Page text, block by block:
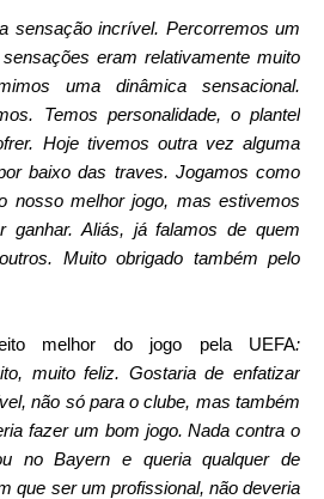
sensação incrível. Percorremos um
eram relativamente muito
uma dinâmica sensacional.
Temos personalidade, o plantel
Hoje tivemos outra vez alguma
baixo das traves. Jogamos como
nosso melhor jogo, mas estivemos
ganhar. Aliás, já falamos de quem
Muito obrigado também pelo
melhor do jogo pela UEFA:
muito feliz. Gostaria de enfatizar
não só para o clube, mas também
fazer um bom jogo. Nada contra o
no Bayern e queria qualquer de
que ser um profissional, não deveria